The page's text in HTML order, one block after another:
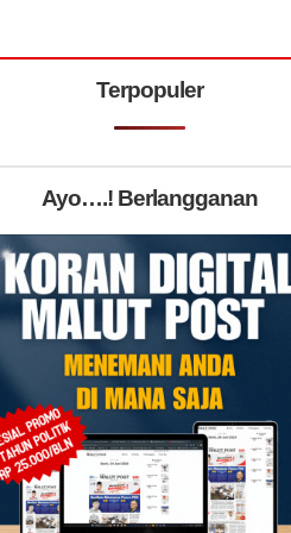
Terpopuler
Ayo….! Berlangganan